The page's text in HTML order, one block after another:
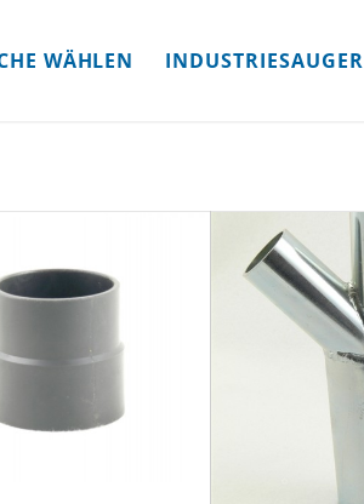
WÄHLEN INDUSTRIESAUGER